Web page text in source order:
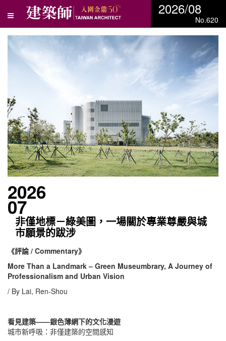
2026/08
No.620
2026
07
非僅地標－綠美圖，一場關於專業尊嚴與城
市願景的跋涉
《評論 / Commentary》
More Than a Landmark – Green Museumbrary, A Journey of
Professionalism and Urban Vision
/ By Lai, Ren-Shou
看見建築——銀色薄網下的文化漫遊
城市新呼吸：非僅建築的空間感知